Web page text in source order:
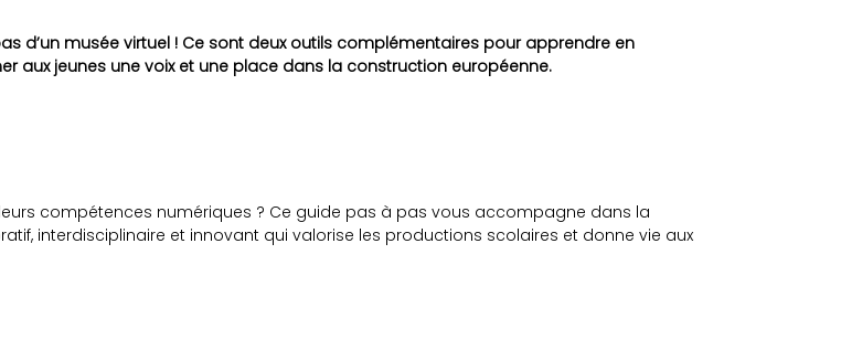
d’un musée virtuel ! Ce sont deux outils complémentaires pour apprendre en
aux jeunes une voix et une place dans la construction européenne.
compétences numériques ? Ce guide pas à pas vous accompagne dans la
interdisciplinaire et innovant qui valorise les productions scolaires et donne vie aux